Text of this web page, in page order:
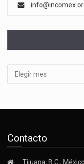
Contacto
Tijuana, B.C., México